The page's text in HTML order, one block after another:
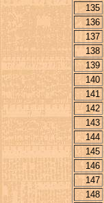
135
136
137
138
139
140
141
142
143
144
145
146
147
148